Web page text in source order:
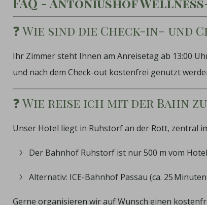
❓ Wie sind die Check-in-
Ihr Zimmer steht Ihnen am Anreisetag ab 13:00
und nach dem Check-out kostenfrei genutzt
❓ Wie reise ich mit der Bahn
Unser Hotel liegt in Ruhstorf an der Rott, zentral
Der Bahnhof Ruhstorf ist nur 500 m vom
Alternativ: ICE-Bahnhof Passau (ca. 25
Gerne organisieren wir auf Wunsch einen